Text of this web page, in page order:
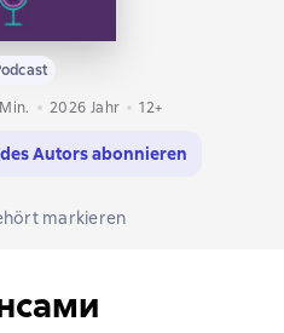
2026 Jahr 12+
Autors abonnieren
markieren